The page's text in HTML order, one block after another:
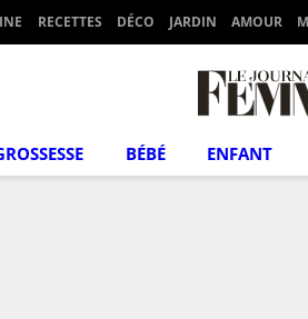
RECETTES DÉCO JARDIN AMOUR
BÉBÉ ENFANT